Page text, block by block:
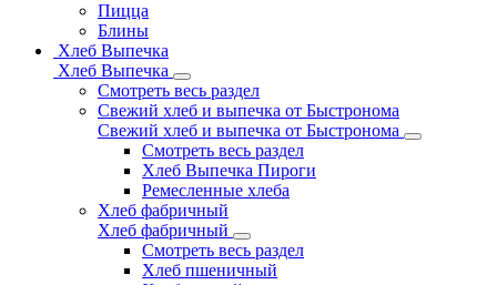
Пицца
Блины
Хлеб Выпечка
Хлеб Выпечка
Смотреть весь раздел
Свежий хлеб и выпечка от Быстронома
Свежий хлеб и выпечка от Быстронома
Смотреть весь раздел
Хлеб Выпечка Пироги
Ремесленные хлеба
Хлеб фабричный
Хлеб фабричный
Смотреть весь раздел
Хлеб пшеничный